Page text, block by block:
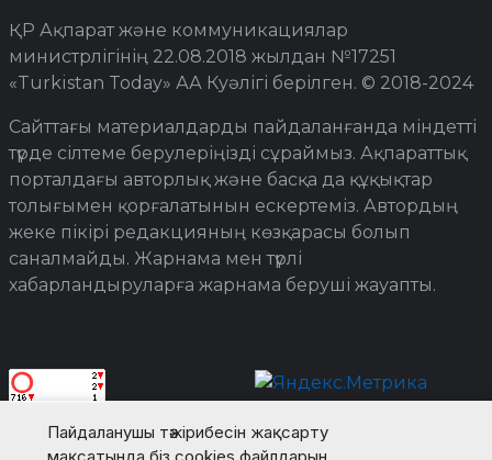
Пайдаланушы тәжірибесін жақсарту
ҚР Ақпарат және коммуникациялар
министрлігінің 22.08.2018 жылдан №17251
«Turkistan Today» АА Куәлігі берілген. © 2018-2024
Сайттағы материалдарды пайдаланғанда міндетті
түрде сілтеме берулеріңізді сұраймыз. Ақпараттық
порталдағы авторлық және басқа да құқықтар
толығымен қорғалатынын ескертеміз. Автордың
жеке пікірі редакцияның көзқарасы болып
саналмайды. Жарнама мен түрлі
хабарландыруларға жарнама беруші жауапты.